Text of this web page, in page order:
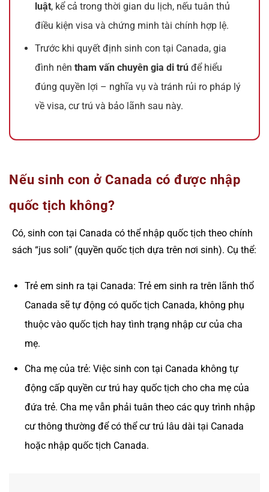
luật, kể cả trong thời gian du lịch, nếu tuân thủ
điều kiện visa và chứng minh tài chính hợp lệ.
Trước khi quyết định sinh con tại Canada, gia
đình nêntham vấn chuyên gia di trú để hiểu
đúng quyền lợi – nghĩa vụ và tránh rủi ro pháp lý
về visa, cư trú và bảo lãnh sau này.
Nếu sinh con ở Canada có được nhập
quốc tịch không?
Có, sinh con tại Canada có thể nhập quốc tịch theo chính
sách “jus soli” (quyền quốc tịch dựa trên nơi sinh). Cụ thể:
Trẻ em sinh ra tại Canada: Trẻ em sinh ra trên lãnh thổ
Canada sẽ tự động có quốc tịch Canada, không phụ
thuộc vào quốc tịch hay tình trạng nhập cư của cha
mẹ.
Cha mẹ của trẻ: Việc sinh con tại Canada không tự
động cấp quyền cư trú hay quốc tịch cho cha mẹ của
đứa trẻ. Cha mẹ vẫn phải tuân theo các quy trình nhập
cư thông thường để có thể cư trú lâu dài tại Canada
hoặc nhập quốc tịch Canada.